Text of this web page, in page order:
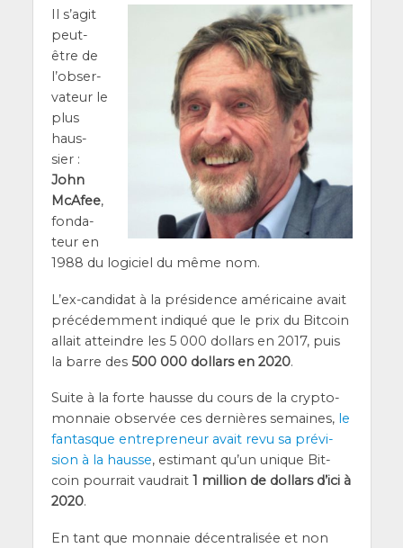
Il s’a­git
peut-
être de
l’ob­ser­
va­teur le
plus
haus­
sier :
John
McA­fee,
fon­da­
teur en
1988 du logi­ciel du même nom.
L’ex-can­di­dat à la pré­si­dence amé­ri­caine avait
pré­cé­dem­ment indi­qué que le prix du Bit­coin
allait atteindre les 5 000 dol­lars en 2017, puis
la barre des 500 000 dol­lars en 2020.
Suite à la forte hausse du cours de la cryp­to-
mon­naie obser­vée ces der­nières semaines, le
fan­tasque entre­pre­neur avait revu sa pré­vi­
sion à la hausse, esti­mant qu’un unique Bit­
coin pour­rait vau­drait 1 mil­lion de dol­lars d’i­ci à
2020.
En tant que mon­naie décen­tra­li­sée et non